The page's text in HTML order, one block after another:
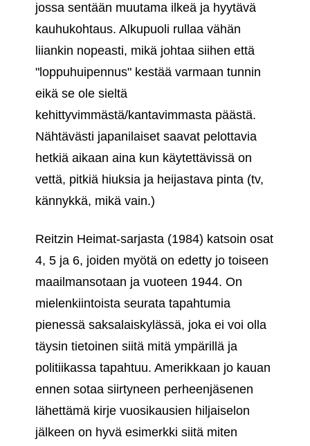
jossa sentään muutama ilkeä ja hyytävä
kauhukohtaus. Alkupuoli rullaa vähän
liiankin nopeasti, mikä johtaa siihen että
"loppuhuipennus" kestää varmaan tunnin
eikä se ole sieltä
kehittyvimmästä/kantavimmasta päästä.
Nähtävästi japanilaiset saavat pelottavia
hetkiä aikaan aina kun käytettävissä on
vettä, pitkiä hiuksia ja heijastava pinta (tv,
kännykkä, mikä vain.)
Reitzin Heimat-sarjasta (1984) katsoin osat
4, 5 ja 6, joiden myötä on edetty jo toiseen
maailmansotaan ja vuoteen 1944. On
mielenkiintoista seurata tapahtumia
pienessä saksalaiskylässä, joka ei voi olla
täysin tietoinen siitä mitä ympärillä ja
politiikassa tapahtuu. Amerikkaan jo kauan
ennen sotaa siirtyneen perheenjäsenen
lähettämä kirje vuosikausien hiljaiselon
jälkeen on hyvä esimerkki siitä miten